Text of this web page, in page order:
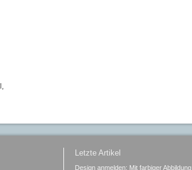
,
Letzte Artikel
Design anmelden: Mit farbiger Abbildung